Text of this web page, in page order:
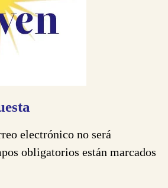
electrónico no será
obligatorios están marcados